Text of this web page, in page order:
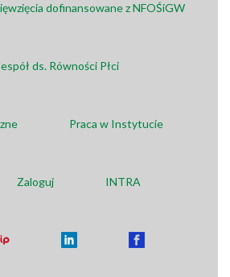
dofinansowane z NFOŚiGW
ds. Równości Płci
Praca w Instytucie
Zaloguj INTRA